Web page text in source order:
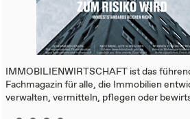
IMMOBILIENWIRTSCHAFT ist das
Fachmagazin für alle, die Immobilien
verwalten, vermitteln, pflegen oder